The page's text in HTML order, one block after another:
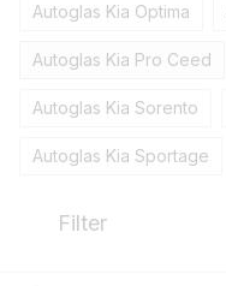
Autoglas Kia Optima
Autoglas Kia Pro Ceed
Autoglas Kia Sorento
Autoglas Kia Sportage
Filter